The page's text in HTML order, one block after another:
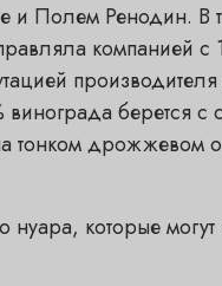
Полем Ренодин. В
компанией с
берется с
дрожжевом
которые могут